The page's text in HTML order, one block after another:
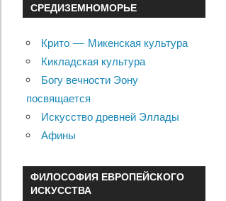
СРЕДИЗЕМНОМОРЬЕ
Крито — Микенская культура
Кикладская культура
Богу вечности Эону
посвящается
Искусство древней Эллады
Афины
ФИЛОСОФИЯ ЕВРОПЕЙСКОГО
ИСКУССТВА